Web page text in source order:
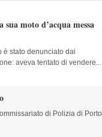
sua moto d’acqua messa
è stato denunciato dai
aveva tentato di vendere...
di Polizia di Porto